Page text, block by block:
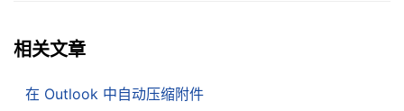
相关文章
在 Outlook 中自动压缩附件